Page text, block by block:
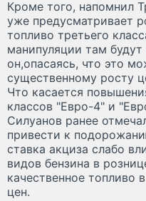
Кроме того, напомнил
уже предусматривает
топливо третьего
манипуляции там
он,опасаясь, что это
существенному росту
Что касается
классов "Евро-4" и
Силуанов ранее
привести к
ставка акциза слабо
видов бензина в
качественное топливо
цен.